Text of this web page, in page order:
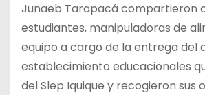
Junaeb Tarapacá compartieron
estudiantes, manipuladoras de
equipo a cargo de la entrega del
establecimiento educacionales
del Slep Iquique y recogieron sus